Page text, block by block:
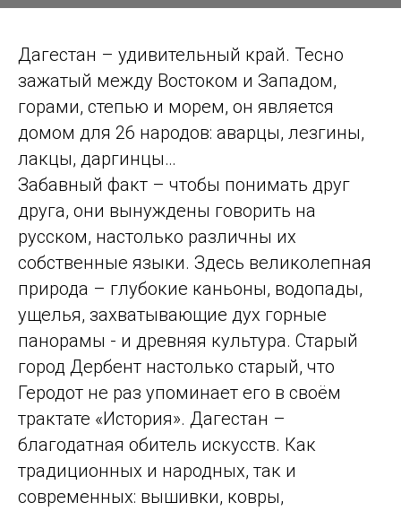
Дагестан – удивительный край. Тесно
зажатый между Востоком и Западом,
горами, степью и морем, он является
домом для 26 народов: аварцы, лезгины,
лакцы, даргинцы…
Забавный факт – чтобы понимать друг
друга, они вынуждены говорить на
русском, настолько различны их
собственные языки. Здесь великолепная
природа – глубокие каньоны, водопады,
ущелья, захватывающие дух горные
панорамы - и древняя культура. Старый
город Дербент настолько старый, что
Геродот не раз упоминает его в своём
трактате «История». Дагестан –
благодатная обитель искусств. Как
традиционных и народных, так и
современных: вышивки, ковры,